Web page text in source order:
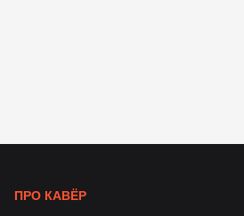
ПРО КАВЁР